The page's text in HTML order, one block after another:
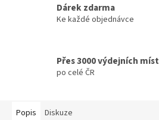
Dárek zdarma
Ke každé objednávce
Přes 3000 výdejních míst
po celé ČR
Popis Diskuze